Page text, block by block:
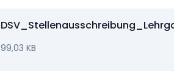
99,03 KB